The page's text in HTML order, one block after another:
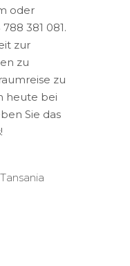
oder
381 081.
zur
zu
zu
heute bei
Sie das